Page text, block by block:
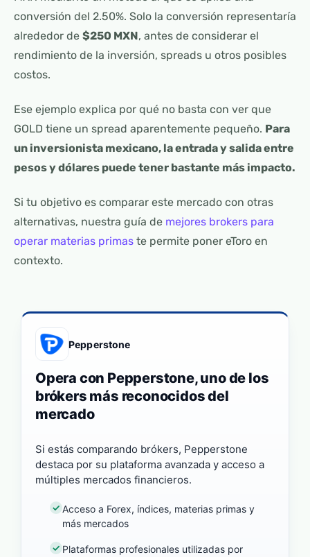
conversión del 2.50%. Solo la conversión representaría
alrededor de $250 MXN, antes de considerar el
rendimiento de la inversión, spreads u otros posibles
costos.
Ese ejemplo explica por qué no basta con ver que
GOLD tiene un spread aparentemente pequeño. Para
un inversionista mexicano, la entrada y salida entre
pesos y dólares puede tener bastante más impacto.
Si tu objetivo es comparar este mercado con otras
alternativas, nuestra guía de mejores brokers para
operar materias primas te permite poner eToro en
contexto.
Pepperstone
Opera con Pepperstone, uno de los
brókers más reconocidos del
mercado
Si estás comparando brókers, Pepperstone
destaca por su plataforma avanzada y acceso a
múltiples mercados financieros.
Acceso a Forex, índices, materias primas y
más mercados
Plataformas profesionales utilizadas por